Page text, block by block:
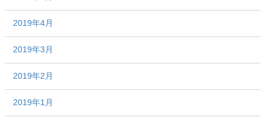
2019年4月
2019年3月
2019年2月
2019年1月